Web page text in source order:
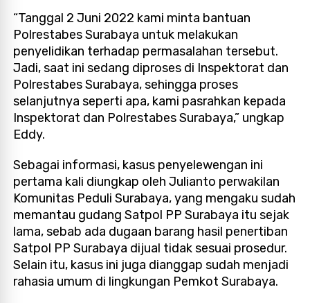
“Tanggal 2 Juni 2022 kami minta bantuan
Polrestabes Surabaya untuk melakukan
penyelidikan terhadap permasalahan tersebut.
Jadi, saat ini sedang diproses di Inspektorat dan
Polrestabes Surabaya, sehingga proses
selanjutnya seperti apa, kami pasrahkan kepada
Inspektorat dan Polrestabes Surabaya,” ungkap
Eddy.
Sebagai informasi, kasus penyelewengan ini
pertama kali diungkap oleh Julianto perwakilan
Komunitas Peduli Surabaya, yang mengaku sudah
memantau gudang Satpol PP Surabaya itu sejak
lama, sebab ada dugaan barang hasil penertiban
Satpol PP Surabaya dijual tidak sesuai prosedur.
Selain itu, kasus ini juga dianggap sudah menjadi
rahasia umum di lingkungan Pemkot Surabaya.